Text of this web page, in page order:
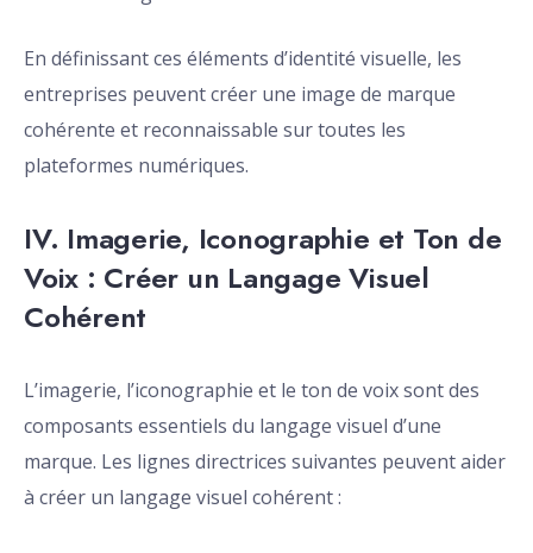
En définissant ces éléments d’identité visuelle, les
entreprises peuvent créer une image de marque
cohérente et reconnaissable sur toutes les
plateformes numériques.
IV. Imagerie, Iconographie et Ton de
Voix : Créer un Langage Visuel
Cohérent
L’imagerie, l’iconographie et le ton de voix sont des
composants essentiels du langage visuel d’une
marque. Les lignes directrices suivantes peuvent aider
à créer un langage visuel cohérent :